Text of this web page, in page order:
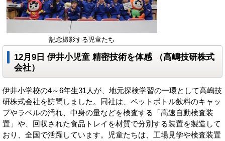
記念撮影する児童たち
12月9日 伊井小児童 精密技術を体感
（高嶋技研株式
会社）
伊井小学校の4～6年生31人が、地元探検学習の一環として高嶋技
研株式会社を訪問しました。同社は、ペットボトル飲料のキャッ
プやラベルの汚れ、中身の量などを検査する「高速自動検査装
置」や、回収された食品トレイを材質で分別する装置を製造して
おり、全国で活躍しています。児童たちは、工場見学や検査装置